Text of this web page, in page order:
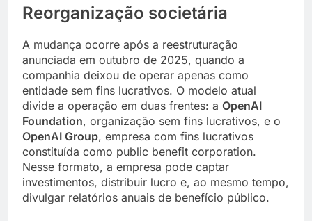
Reorganização societária
A mudança ocorre após a reestruturação
anunciada em outubro de 2025, quando a
companhia deixou de operar apenas como
entidade sem fins lucrativos. O modelo atual
divide a operação em duas frentes: a OpenAI
Foundation, organização sem fins lucrativos, e o
OpenAI Group, empresa com fins lucrativos
constituída como public benefit corporation.
Nesse formato, a empresa pode captar
investimentos, distribuir lucro e, ao mesmo tempo,
divulgar relatórios anuais de benefício público.